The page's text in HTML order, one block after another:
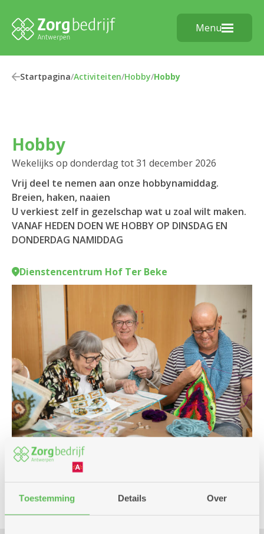
Toestemming Details Over
Menu
Startpagina/Activiteiten/Hobby/Hobby
Hobby
Wekelijks op donderdag tot 31 december 2026
Vrij deel te nemen aan onze hobbynamiddag.
Breien, haken, naaien
U verkiest zelf in gezelschap wat u zoal wilt maken.
VANAF HEDEN DOEN WE HOBBY OP DINSDAG EN
DONDERDAG NAMIDDAG
Dienstencentrum Hof Ter Beke